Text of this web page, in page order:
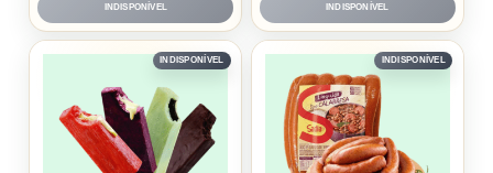
INDISPONÍVEL INDISPONÍVEL
INDISPONÍVEL INDISPONÍVEL